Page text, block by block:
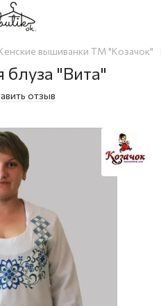
вышиванки ТМ "Козачок"
"Вита"
отзыв